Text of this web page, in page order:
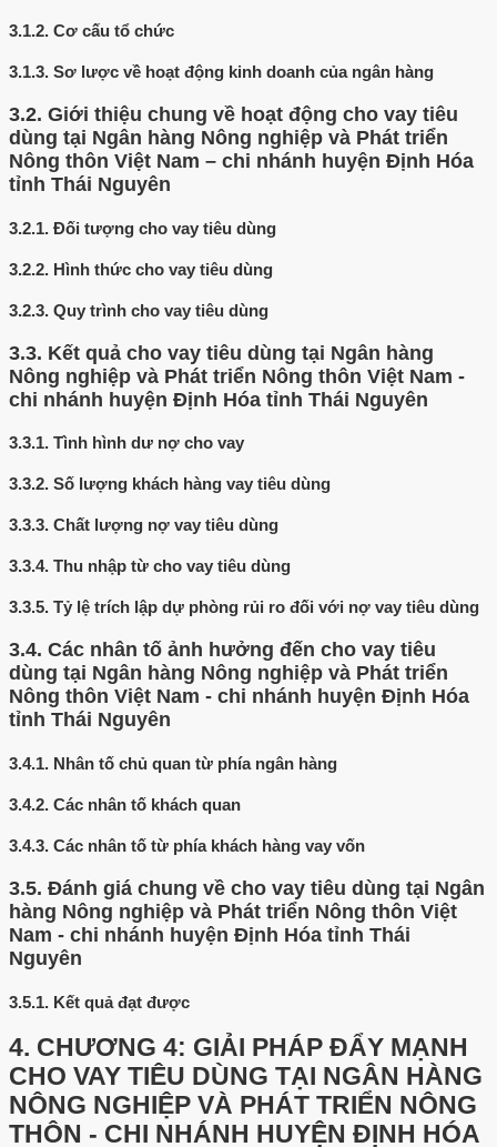
3.1.2. Cơ cấu tổ chức
3.1.3. Sơ lược về hoạt động kinh doanh của ngân hàng
3.2. Giới thiệu chung về hoạt động cho vay tiêu
dùng tại Ngân hàng Nông nghiệp và Phát triển
Nông thôn Việt Nam – chi nhánh huyện Định Hóa
tỉnh Thái Nguyên
3.2.1. Đối tượng cho vay tiêu dùng
3.2.2. Hình thức cho vay tiêu dùng
3.2.3. Quy trình cho vay tiêu dùng
3.3. Kết quả cho vay tiêu dùng tại Ngân hàng
Nông nghiệp và Phát triển Nông thôn Việt Nam -
chi nhánh huyện Định Hóa tỉnh Thái Nguyên
3.3.1. Tình hình dư nợ cho vay
3.3.2. Số lượng khách hàng vay tiêu dùng
3.3.3. Chất lượng nợ vay tiêu dùng
3.3.4. Thu nhập từ cho vay tiêu dùng
3.3.5. Tỷ lệ trích lập dự phòng rủi ro đối với nợ vay tiêu dùng
3.4. Các nhân tố ảnh hưởng đến cho vay tiêu
dùng tại Ngân hàng Nông nghiệp và Phát triển
Nông thôn Việt Nam - chi nhánh huyện Định Hóa
tỉnh Thái Nguyên
3.4.1. Nhân tố chủ quan từ phía ngân hàng
3.4.2. Các nhân tố khách quan
3.4.3. Các nhân tố từ phía khách hàng vay vốn
3.5. Đánh giá chung về cho vay tiêu dùng tại Ngân
hàng Nông nghiệp và Phát triển Nông thôn Việt
Nam - chi nhánh huyện Định Hóa tỉnh Thái
Nguyên
3.5.1. Kết quả đạt được
4. CHƯƠNG 4: GIẢI PHÁP ĐẨY MẠNH
CHO VAY TIÊU DÙNG TẠI NGÂN HÀNG
NÔNG NGHIỆP VÀ PHÁT TRIỂN NÔNG
THÔN - CHI NHÁNH HUYỆN ĐỊNH HÓA